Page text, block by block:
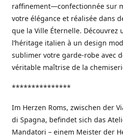
raffinement—confectionnée sur
votre élégance et réalisée dans
que la Ville Éternelle.
l’héritage italien à un design
sublimer votre garde-robe avec
véritable maîtrise de la
***************
Im Herzen Roms, zwischen der
di Spagna, befindet sich das
Mandatori – einem Meister der